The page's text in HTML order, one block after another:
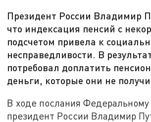
Президент России Владимир
что индексация пенсий с
подсчетом привела к
несправедливости. В
потребовал доплатить
деньги, которые они не
В ходе послания
президент России Владимир